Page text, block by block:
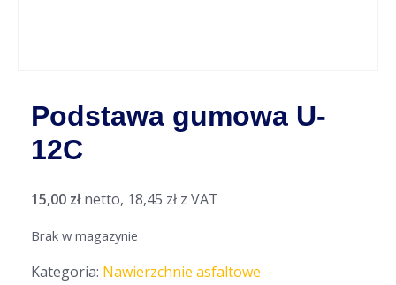
Podstawa gumowa U-
12C
15,00 zł netto, 18,45 zł z VAT
Brak w magazynie
Kategoria: Nawierzchnie asfaltowe